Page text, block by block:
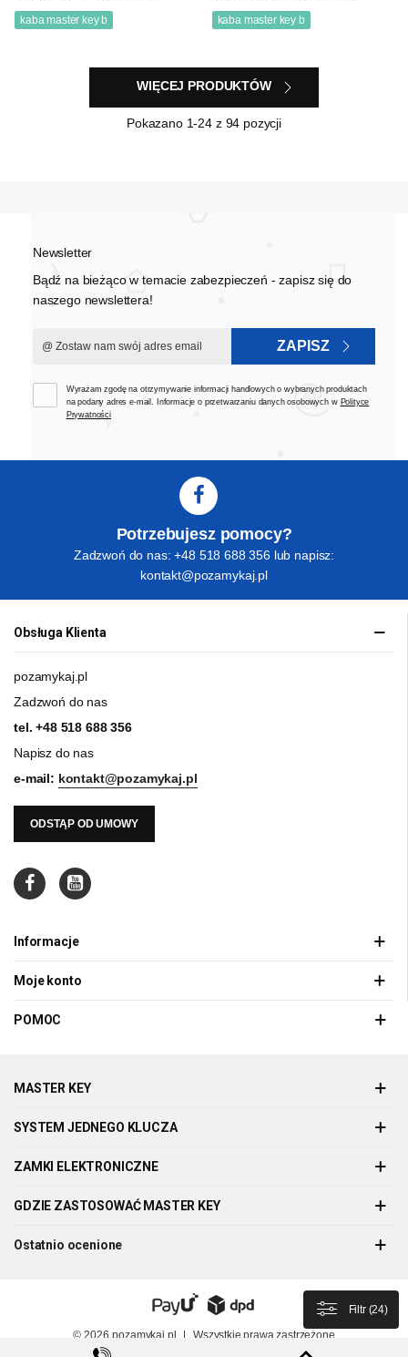
kaba master key b kaba master key b
WIĘCEJ PRODUKTÓW
Pokazano 1-24 z 94 pozycji
Newsletter
Bądź na bieżąco w temacie zabezpieczeń - zapisz się do
naszego newslettera!
ZAPISZ
Wyrażam zgodę na otrzymywanie informacji handlowych o wybranych produktach
na podany adres e-mail. Informacje o przetwarzaniu danych osobowych w Polityce
Prywatności
Potrzebujesz pomocy?
Zadzwoń do nas: +48 518 688 356 lub napisz:
kontakt@pozamykaj.pl
Obsługa Klienta
pozamykaj.pl
Zadzwoń do nas
tel.+48 518 688 356
Napisz do nas
e-mail: kontakt@pozamykaj.pl
ODSTĄP OD UMOWY
Informacje
Moje konto
POMOC
MASTER KEY
SYSTEM JEDNEGO KLUCZA
ZAMKI ELEKTRONICZNE
GDZIE ZASTOSOWAĆ MASTER KEY
Ostatnio ocenione
© 2026 pozamykaj.pl | Wszystkie prawa zastrzeżone
Filtr(24)